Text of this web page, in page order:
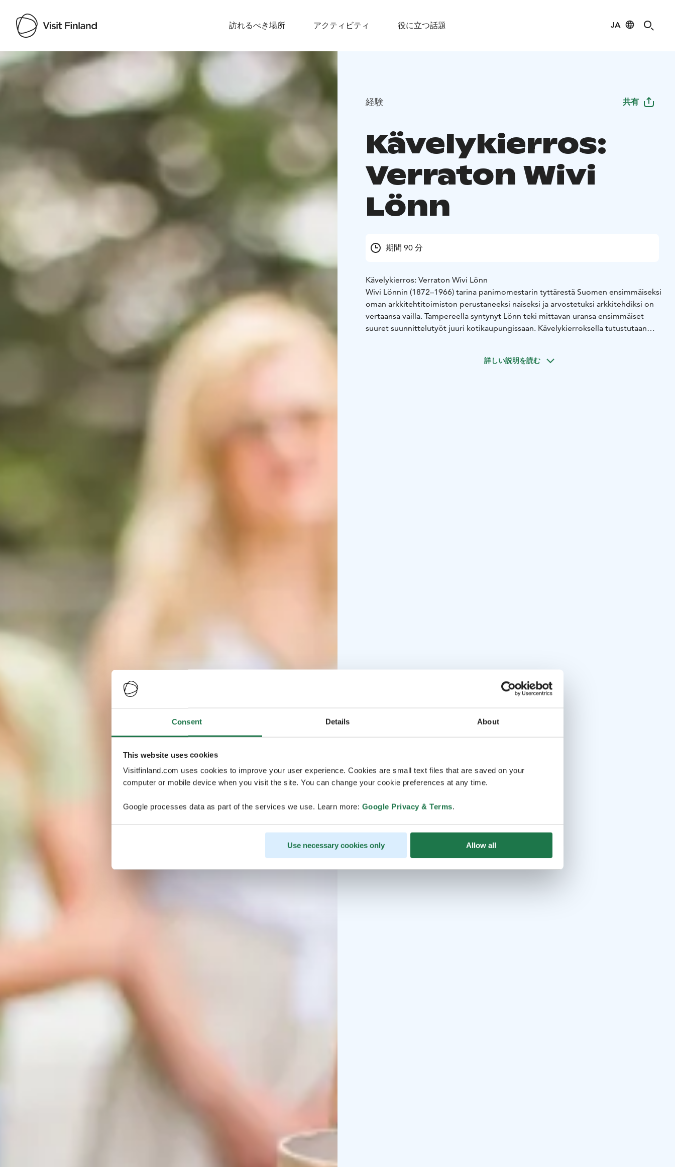
Consent Details About
This website uses cookies
Visitfinland.com uses cookies to improve your user experience. Cookies are small text files that are saved on your
computer or mobile device when you visit the site. You can change your cookie preferences at any time.
Google processes data as part of the services we use. Learn more: Google Privacy & Terms.
Use necessary cookies only Allow all
訪れるべき場所 アクティビティ 役に立つ話題 JA
Visit Finland
経験 共有
Kävelykierros:
Verraton Wivi
Lönn
期間 90 分
Kävelykierros: Verraton Wivi Lönn
Wivi Lönnin (1872–1966) tarina panimomestarin tyttärestä Suomen ensimmäiseksi
oman arkkitehtitoimiston perustaneeksi naiseksi ja arvostetuksi arkkitehdiksi on
vertaansa vailla. Tampereella syntynyt Lönn teki mittavan uransa ensimmäiset
suuret suunnittelutyöt juuri kotikaupungissaan. Kävelykierroksella tutustutaan
keskuspaloasemalle (Satakunnankatu 16). Kesto 1,5 tuntia tai sovittavissa.
詳しい説明を読む